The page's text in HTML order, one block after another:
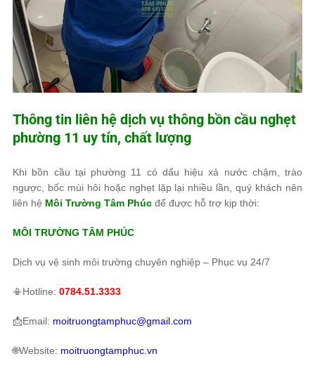
Thông tin liên hệ dịch vụ thông bồn cầu nghẹt
phường 11 uy tín, chất lượng
Khi bồn cầu tại phường 11 có dấu hiệu xả nước chậm, trào
ngược, bốc mùi hôi hoặc nghẹt lặp lại nhiều lần, quý khách nên
liên hệ Môi Trường Tâm Phúc để được hỗ trợ kịp thời:
MÔI TRƯỜNG TÂM PHÚC
Dịch vụ vệ sinh môi trường chuyên nghiệp – Phục vụ 24/7
📳Hotline: 0784.51.3333
📩Email: moitruongtamphuc@gmail.com
🌐Website: moitruongtamphuc.vn